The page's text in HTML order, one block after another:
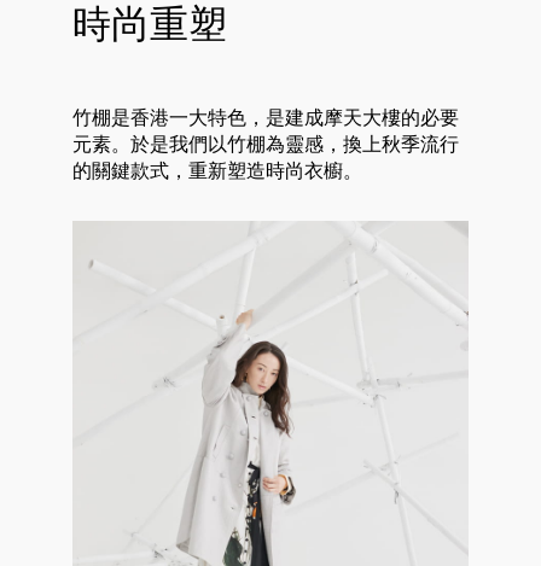
時尚重塑
竹棚是香港一大特色，是建成摩天大樓的必要
元素。於是我們以竹棚為靈感，換上秋季流行
的關鍵款式，重新塑造時尚衣櫥。